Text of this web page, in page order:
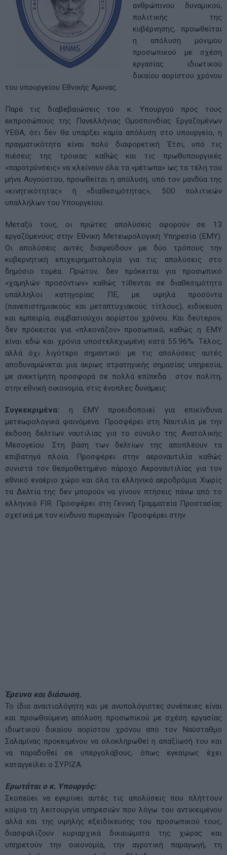
ανθρώπινου δυναμικού,
πολιτικής της
κυβέρνησης, προωθείται
η απόλυση μόνιμου
προσωπικού με σχέση
εργασίας ιδιωτικού
δικαίου αορίστου χρόνου
του υπουργείου Εθνικής Άμυνας.
Παρά τις διαβεβαιώσεις του κ. Υπουργού προς τους
εκπροσώπους της Πανελλήνιας Ομοσπονδίας Εργαζομένων
ΥΕΘΑ, ότι δεν θα υπάρξει καμία απόλυση στο υπουργείο, η
πραγματικότητα είναι πολύ διαφορετική. Έτσι, υπό τις
πιέσεις της τρόικας καθώς και τις πρωθυπουργικές
«παροτρύνσεις» να κλείνουν όλα τα «μέτωπα» ως τα τέλη του
μήνα Αυγούστου, προωθείται η απόλυση, υπό τον μανδύα της
«κινητικότητας» ή «διαθεσιμότητας», 500 πολιτικών
υπαλλήλων του Υπουργείου.
Μεταξύ τους, οι πρώτες απολύσεις αφορούν σε 13
εργαζόμενους στην Εθνική Μετεωρολογική Υπηρεσία (ΕΜΥ).
Οι απολύσεις αυτές διαψεύδουν με δύο τρόπους την
κυβερνητική επιχειρηματολογία για τις απολύσεις στο
δημόσιο τομέα. Πρώτον, δεν πρόκειται για προσωπικό
«χαμηλών προσόντων» καθώς τίθενται σε διαθεσιμότητα
υπάλληλοι κατηγορίας ΠΕ, με υψηλά προσόντα
(πανεπιστημιακούς και μεταπτυχιακούς τίτλους), ειδίκευση
και εμπειρία, συμβασιούχοι αορίστου χρόνου. Και δεύτερον,
δεν πρόκειται για «πλεονάζον» προσωπικό, καθώς η ΕΜΥ
είναι εδώ και χρόνια υποστελεχωμένη κατά 55.96%. Τέλος,
αλλά όχι λιγότερο σημαντικό: με τις απολύσεις αυτές
αποδυναμώνεται μια άκρως στρατηγικής σημασίας υπηρεσία,
με ανεκτίμητη προσφορά σε πολλά επίπεδα : στον πολίτη,
στην εθνική οικονομία, στις ένοπλες δυνάμεις.
Συγκεκριμένα: η ΕΜΥ προειδοποιεί για επικίνδυνα
μετεωρολογικά φαινόμενα. Προσφέρει στη Ναυτιλία με την
έκδοση δελτίων ναυτιλίας για το σύνολο της Ανατολικής
Μεσογείου. Στη βάση των δελτίων της αποπλέουν τα
επιβατηγά πλοία. Προσφέρει στην αεροναυτιλία καθώς
συνιστά τον θεσμοθετημένο πάροχο Αεροναυτιλίας για τον
εθνικό εναέριο χώρο και όλα τα ελληνικά αεροδρόμια. Χωρίς
τα Δελτία της δεν μπορούν να γίνουν πτήσεις πάνω από το
ελληνικό FIR. Προσφέρει στη Γενική Γραμματεία Προστασίας
σχετικά με τον κίνδυνο πυρκαγιών. Προσφέρει στην
Έρευνα και διάσωση.
Το ίδιο αναιτιολόγητη και με ανυπολόγιστες συνέπειες είναι
και προωθούμενη απόλυση προσωπικού με σχέση εργασίας
ιδιωτικού δικαίου αορίστου χρόνου από τον Ναύσταθμο
Σαλαμίνας προκειμένου να ολοκληρωθεί η απαξίωσή του και
να παραδοθεί σε υπεργολάβους, όπως εγκαίρως έχει
καταγγείλει ο ΣΥΡΙΖΑ.
Ερωτάται ο κ. Υπουργός:
Σκοπεύει να εγκρίνει αυτές τις απολύσεις που πλήττουν
καίρια τη λειτουργία υπηρεσιών που λόγω του αντικειμένου
αλλά και της υψηλής εξειδίκευσης του προσωπικού τους,
διασφαλίζουν κυριαρχικά δικαιώματα της χώρας και
υπηρετούν την οικονομία, την αγροτική παραγωγή, τη